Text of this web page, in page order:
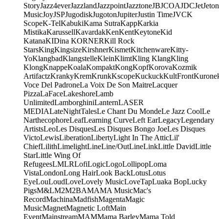
StoryJazz4everJazzlandJazzpointJazztoneJBJCOAJDCJetJeton
MusicJoyJSPJugodiskJugotonJupiterJustin TimeJVCK
ScopeK-TelKabukiKama SutraKappKarkia
MistikaKarussellKavardakKenKentKeytoneKid
KatanaKIDina KORNERKill Rock
StarsKingKingsizeKirshnerKismetKitchenwareKitty-
YoKlangbadKlangstelleKleinKlimtKling KlangKling
KlongKnappeKoalaKompaktKongKopfKorovaKozmik
ArtifactzKrankyKremKrunkKscopeKuckuckKultFront
Voce Del PadroneLa Voix De Son MaitreLacquer
PizzaLaFaceLakeshoreLamb
UnlimitedLamborghiniLanternLASER
MEDIALateNightTalesLe Chant Du MondeLe Jazz CoolLe
NarthecophoreLeafLearning CurveLeft EarLegacyLegendary
ArtistsLeoLes DisquesLes Disques Bongo JoeLes Disques
VictoLewisLiberationLibertyLight In The AtticLil'
ChiefLilithLimelightLineLine/OutLineLinkLittle DavidLittle
StarLittle Wing Of
RefugeesLMLRLofiLogicLogoLollipopLoma
VistaLondonLong HairLook BackLotusLotus
EyeLouLoudLoveLovely MusicLoveTapLuaka BopLucky
PigsM&LM2M2BAMAMA MusicMac's
RecordMachinaMadfishMagentaMagic
MusicMagnetMagnetic LoftMain
EventMainstreamMAMMama BarleyMama Told